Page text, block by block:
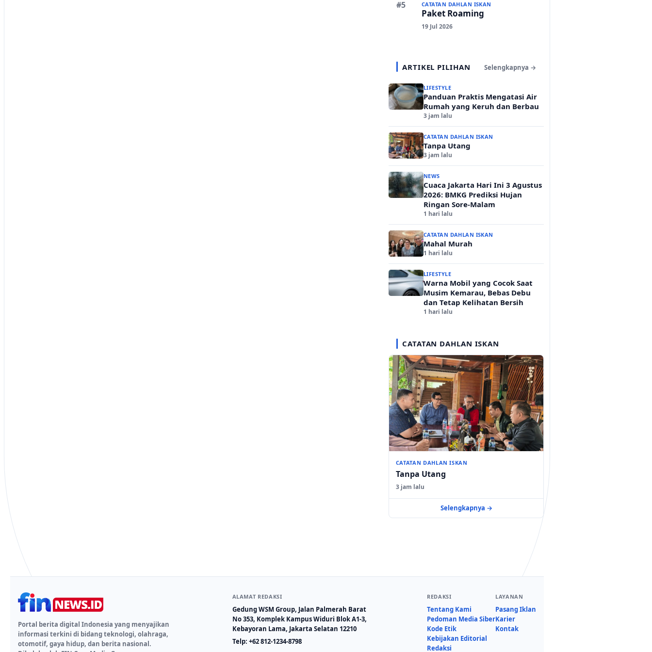
CATATAN DAHLAN ISKAN
Paket Roaming
19 Jul 2026
ARTIKEL PILIHAN Selengkapnya →
LIFESTYLE
Panduan Praktis Mengatasi Air
Rumah yang Keruh dan Berbau
3 jam lalu
CATATAN DAHLAN ISKAN
Tanpa Utang
3 jam lalu
NEWS
Cuaca Jakarta Hari Ini 3 Agustus
2026: BMKG Prediksi Hujan
Ringan Sore-Malam
1 hari lalu
CATATAN DAHLAN ISKAN
Mahal Murah
1 hari lalu
LIFESTYLE
Warna Mobil yang Cocok Saat
Musim Kemarau, Bebas Debu
dan Tetap Kelihatan Bersih
1 hari lalu
CATATAN DAHLAN ISKAN
CATATAN DAHLAN ISKAN
Tanpa Utang
3 jam lalu
Selengkapnya →
Portal berita digital Indonesia yang menyajikan
informasi terkini di bidang teknologi, olahraga,
otomotif, gaya hidup, dan berita nasional.
ALAMAT REDAKSI
Gedung WSM Group, Jalan Palmerah Barat
No 353, Komplek Kampus Widuri Blok A1-3,
Kebayoran Lama, Jakarta Selatan 12210
Telp: +62 812-1234-8798
REDAKSI
Tentang Kami
Pedoman Media Siber
Kode Etik
Kebijakan Editorial
Redaksi
LAYANAN
Pasang Iklan
Karier
Kontak